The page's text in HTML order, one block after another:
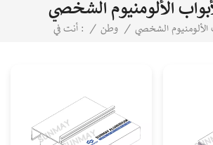
الألومنيوم الشخصي
أنت في : / وطن / الألومنيوم الشخصي